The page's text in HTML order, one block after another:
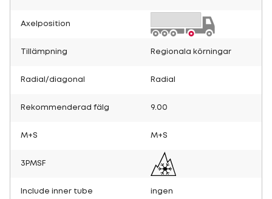
Axelposition
Tillämpning Regionala körningar
Radial/diagonal Radial
Rekommenderad fälg 9.00
M+S M+S
3PMSF
Include inner tube ingen